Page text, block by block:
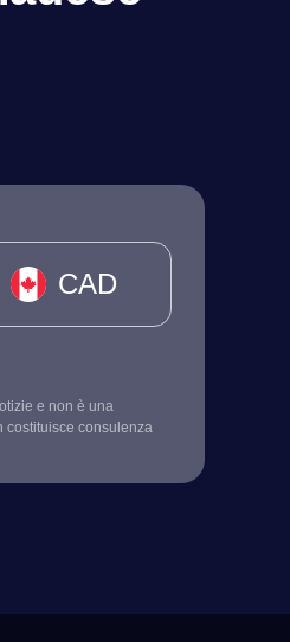
CAD
e non è una
costituisce consulenza